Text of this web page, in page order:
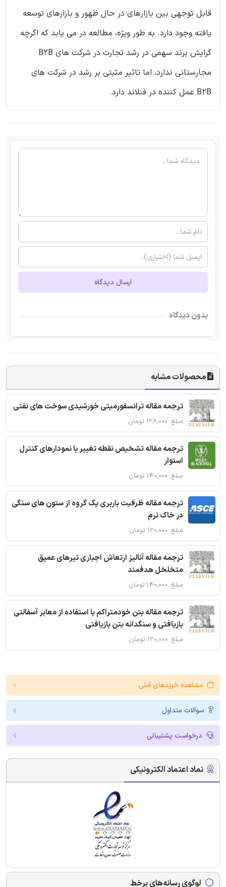
قابل توجهی بین بازارهای در حال ظهور و بازارهای توسعه
یافته وجود دارد. به طور ویژه، مطالعه در می یابد که اگرچه
گرایش برند سهمی در رشد تجارت در شرکت های B2B
مجارستانی ندارد، اما تاثیر مثبتی بر رشد در شرکت های
B2B عمل کننده در فنلاند دارد.
ارسال دیدگاه
بدون دیدگاه
محصولات مشابه
ترجمه مقاله ترانسفورمیتی خورشیدی سوخت های نفتی
مبلغ: ۱۲۸,۰۰۰ تومان
ترجمه مقاله تشخیص نقطه تغییر با نمودارهای کنترل
استوار
مبلغ: ۱۴۰,۰۰۰ تومان
ترجمه مقاله ظرفیت باربری یک گروه از ستون های سنگی
در خاک نرم
مبلغ: ۱۲۰,۰۰۰ تومان
ترجمه مقاله آنالیز ارتعاش اجباری تیرهای عمیق
متخلخل هدفمند
مبلغ: ۱۴۰,۰۰۰ تومان
ترجمه مقاله بتن خودمتراکم با استفاده از معابر آسفالتی
بازیافتی و سنگدانه بتن بازیافتی
مبلغ: ۱۲۰,۰۰۰ تومان
مشاهده خریدهای قبلی
سوالات متداول
درخواست پشتیبانی
نماد اعتماد الکترونیکی
لوگوی رسانه‌های برخط